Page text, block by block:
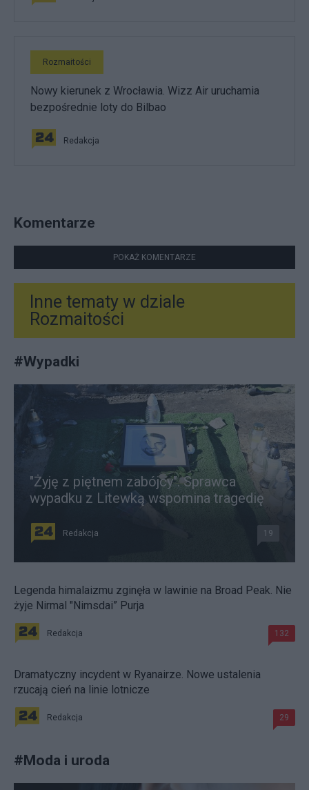
Rozmaitości
Nowy kierunek z Wrocławia. Wizz Air uruchamia
bezpośrednie loty do Bilbao
Redakcja
Komentarze
POKAŻ KOMENTARZE
Inne tematy w dziale
Rozmaitości
#Wypadki
"Żyję z piętnem zabójcy". Sprawca
wypadku z Litewką wspomina tragedię
Redakcja 19
Legenda himalaizmu zginęła w lawinie na Broad Peak. Nie
żyje Nirmal "Nimsdai” Purja
Redakcja 132
Dramatyczny incydent w Ryanairze. Nowe ustalenia
rzucają cień na linie lotnicze
Redakcja 29
#Moda i uroda